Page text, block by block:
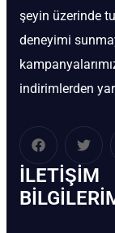
şeyin üzerinde
deneyimi
indirimlerden
İLETIŞIM